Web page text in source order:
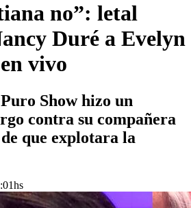
no”: letal
Duré a Evelyn
vivo
Show hizo un
contra su compañera
que explotara la